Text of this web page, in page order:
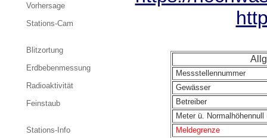
Messstellennummer
Gewässer
Betreiber
Meter ü. Normalhöhennull
Meldegrenze
Vorhersage
Stations-Cam
Blitzortung
Erdbebenmessung
Radioaktivität
Feinstaub
Stations-Info